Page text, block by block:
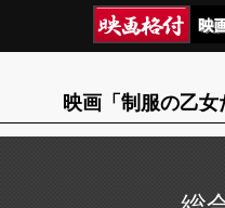
映画「制服の乙